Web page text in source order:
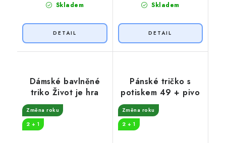
Skladem Skladem
Dámské bavlněné
triko Život je hra
Změna roku
2 + 1
Pánské tričko s
potiskem 49 + pivo
Změna roku
2 + 1